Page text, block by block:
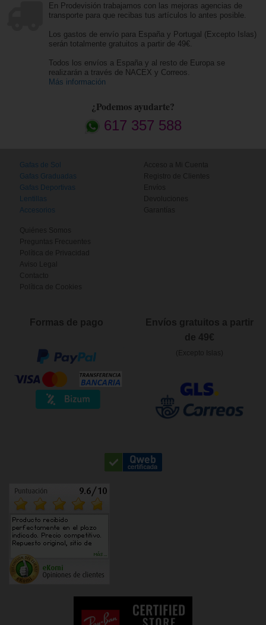
En Prodevisión trabajamos con las mejoras agencias de
transporte para que recibas tus artículos lo antes posible.
Los gastos de envío para España y Portugal (Excepto Islas)
serán totalmente gratuitos a partir de 49€.
Todos los envíos a España y al resto de Europa se
realizarán a través de NACEX y Correos.
Más información
¿Podemos ayudarte?
617 357 588
Gafas de Sol
Gafas Graduadas
Gafas Deportivas
Lentillas
Accesorios
Acceso a Mi Cuenta
Registro de Clientes
Envíos
Devoluciones
Garantías
Quiénes Somos
Preguntas Frecuentes
Política de Privacidad
Aviso Legal
Contacto
Política de Cookies
Formas de pago
Envíos gratuitos a partir
de 49€
(Excepto Islas)